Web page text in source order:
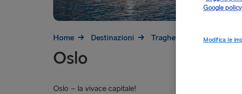
Home Destinazioni Traghetti per la Norvegia
Oslo
Oslo – la vivace capitale!
Google policy
Modifica le